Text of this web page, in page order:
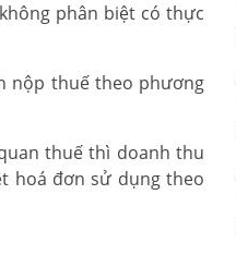
phân biệt có thực
nộp thuế theo phương
thuế thì doanh thu
hoá đơn sử dụng theo